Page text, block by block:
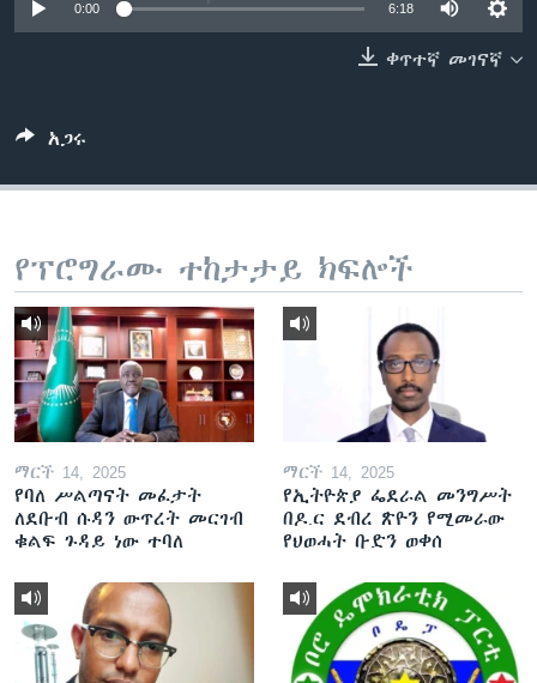
0:00 6:18
ቀጥተኛ መገናኛ
አጋሩ
የፕሮግራሙ ተከታታይ ክፍሎች
ማርች 14, 2025
የባለ ሥልጣናት መፈታት
ለደቡብ ሱዳን ውጥረት መርገብ
ቁልፍ ጉዳይ ነው ተባለ
ማርች 14, 2025
የኢትዮጵያ ፌደራል መንግሥት
በዶ.ር ደብረ ጽዮን የሚመራው
የህወሓት ቡድን ወቀሰ